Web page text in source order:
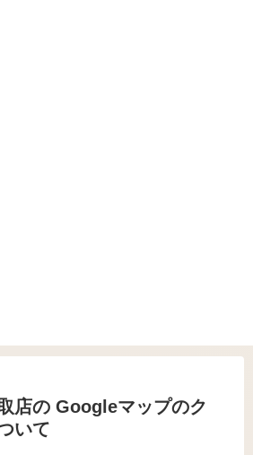
店の Googleマップのク
いて